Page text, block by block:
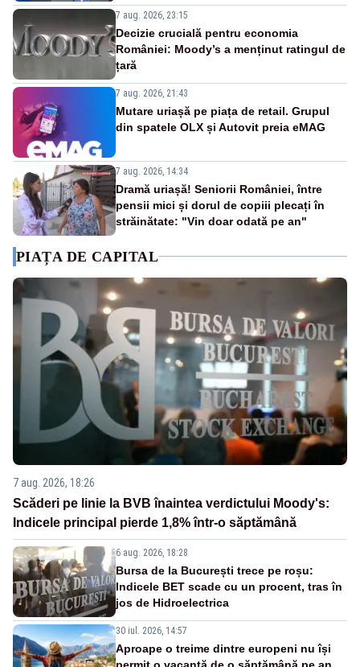
7 aug. 2026, 23:15
Decizie crucială pentru economia
României: Moody’s a menținut ratingul de
țară
7 aug. 2026, 21:43
Mutare uriașă pe piața de retail. Grupul
din spatele OLX și Autovit preia eMAG
7 aug. 2026, 14:34
Dramă uriașă! Seniorii României, între
pensii mici și dorul de copiii plecați în
străinătate: "Vin doar odată pe an"
PIAȚA DE CAPITAL
7 aug. 2026, 18:26
Scăderi pe linie la BVB înaintea verdictului Moody's:
Indicele principal pierde 1,8% într-o săptămână
6 aug. 2026, 18:28
Bursa de la București trece pe roșu:
Indicele BET scade cu un procent, tras în
jos de Hidroelectrica
30 iul. 2026, 14:57
Aproape o treime dintre europeni nu își